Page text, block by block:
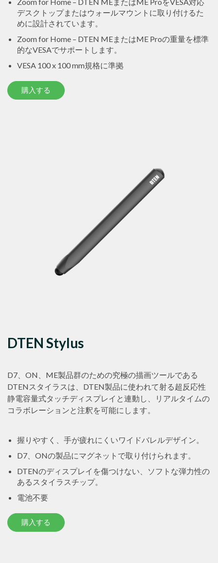
Zoom for Home – DTEN MEまたはME ProをVESA対応
デスクトップまたはウォールマウントに取り付けるた
めに設計されています。
Zoom for Home – DTEN MEまたはME Proの重量を標準
的なVESAでサポートします。
VESA 100 x 100 mm規格に準拠
購入する
DTEN Stylus
D7、ON、ME製品群のための究極の描画ツールである
DTENスタイラスは、DTEN製品に使われて射る超反応性
静電容量式タッチディスプレイと連動し、リアルタイムの
コラボレーションと注釈を可能にします。
握りやすく、手が疲れにくいワイドバレルデザイン。
D7、ONの製品にマグネットで取り付けられます。
DTENのディスプレイを傷つけない、ソフトな弾力性の
あるスタイラスチップ。
電池不要
購入する